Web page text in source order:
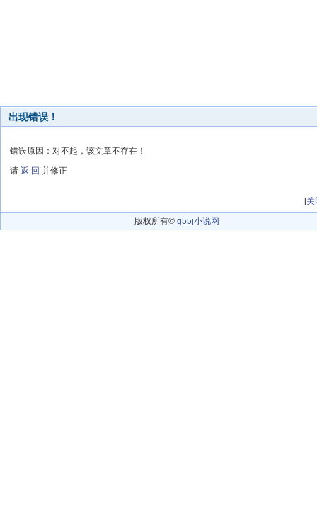
出现错误！
错误原因：对不起，该文章不存在！
请 返 回 并修正
[关
版权所有© g55j小说网